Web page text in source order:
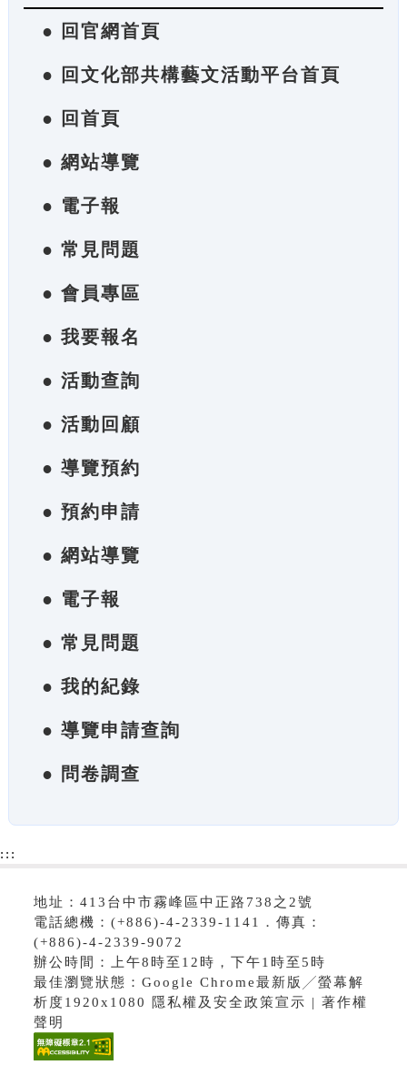
● 回官網首頁
● 回文化部共構藝文活動平台首頁
● 回首頁
● 網站導覽
● 電子報
● 常見問題
● 會員專區
● 我要報名
● 活動查詢
● 活動回顧
● 導覽預約
● 預約申請
● 網站導覽
● 電子報
● 常見問題
● 我的紀錄
● 導覽申請查詢
● 問卷調查
:::
地址：413台中市霧峰區中正路738之2號
電話總機：(+886)-4-2339-1141．傳真：
(+886)-4-2339-9072
辦公時間：上午8時至12時，下午1時至5時
最佳瀏覽狀態：Google Chrome最新版╱螢幕解
析度1920x1080 隱私權及安全政策宣示 | 著作權
聲明